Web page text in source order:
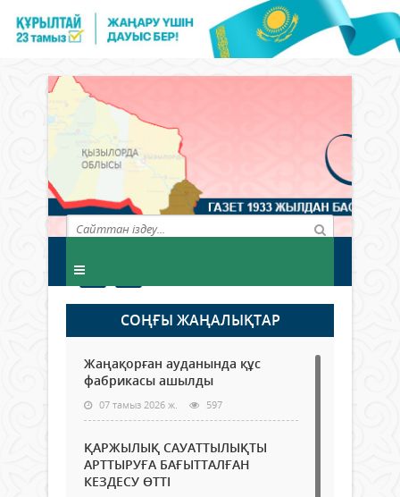
СОҢҒЫ ЖАҢАЛЫҚТАР
Жаңақорған ауданында құс
фабрикасы ашылды
07 тамыз 2026 ж. 597
ҚАРЖЫЛЫҚ САУАТТЫЛЫҚТЫ
АРТТЫРУҒА БАҒЫТТАЛҒАН
КЕЗДЕСУ ӨТТІ